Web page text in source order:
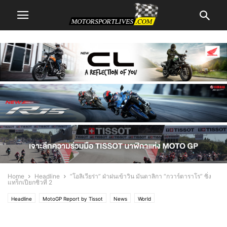
Home Headline
“โอลิเวียร่า” ฝ่าฝนเข้าวิน มันดาลิกา “กวาร์ตาราโร” ซิ่ง
แทร็กเปียกซิวที่ 2
Headline MotoGP Report by Tissot News World